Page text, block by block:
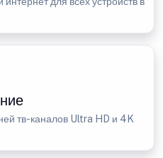
тв-каналов Ultra HD и 4K